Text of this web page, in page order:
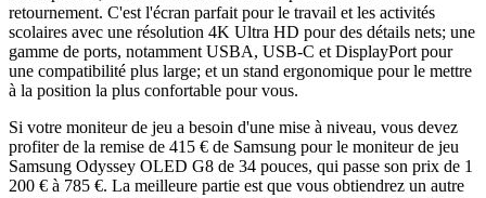
retournement. C'est l'écran parfait pour le travail et les activités
scolaires avec une résolution 4K Ultra HD pour des détails nets; une
gamme de ports, notamment USBA, USB-C et DisplayPort pour
une compatibilité plus large; et un stand ergonomique pour le mettre
à la position la plus confortable pour vous.
Si votre moniteur de jeu a besoin d'une mise à niveau, vous devez
profiter de la remise de 415 € de Samsung pour le moniteur de jeu
Samsung Odyssey OLED G8 de 34 pouces, qui passe son prix de 1
200 € à 785 €. La meilleure partie est que vous obtiendrez un autre